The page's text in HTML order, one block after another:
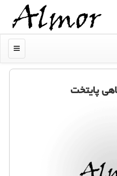
منو
پایتخت